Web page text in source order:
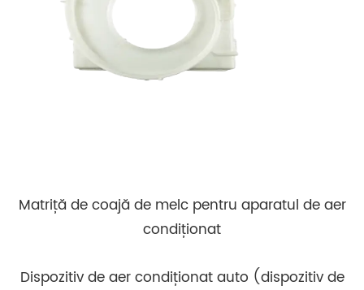
Matriță de coajă de melc pentru aparatul de aer
condiționat
Dispozitiv de aer condiționat auto (dispozitiv de